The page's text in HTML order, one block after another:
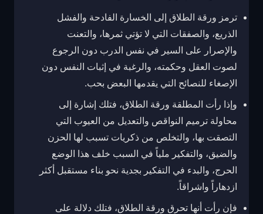
ترمز ورقة الطلاق إلى الخسارة الفادحة والفشل
الذريع، والصفقات التي لا تؤتي ثمرها، والتعنت
والإصرار على السير في نفس الدرب دون الرجوع
لصوت العقل وحكمته، والرغبة في إثبات النفس دون
الإصغاء للنصائح التي يقدمها البعض بحب.
وإذا رأت المطلقة ورقة الطلاق، فتلك إشارة إلى
محاولة ترميم النواقص والتعديل من العيوب التي
التصقت بها، والتخلص من ذكريات تسبب لها الحزن
والضيق، والتفكير ملياً في السبب خلف هذا الوضع
الحرج، والبدء في التفكير بجدية نحو بناء مستقبل أكثر
ازدهاراً واشراقاً.
فإن رأت أنها تحرق ورقة الطلاق، فتلك دلالة على